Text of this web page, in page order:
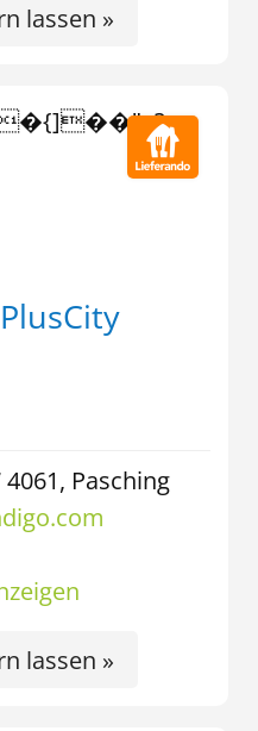
lassen »
Pasching
lassen »